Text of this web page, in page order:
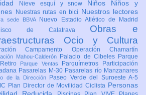
Nieve esquí y snow Niños Niños y
Nuestras rutas en bici Nuestros lectores
sede BBVA
Nuevo Estadio Atlético de Madrid
de Calatrava Obras e
Ocio y Cultura
Campamento Operación Chamartín
Mahou-Calderón Palacio de Cibeles Parque
Parque Ventas Parquímetros
Participación
Pasarelas M-30 Pasarelas río Manzanares
de la Dirección
Paseo Verde del Suroeste A-5
Plan Director de Movilidad Ciclista Personas